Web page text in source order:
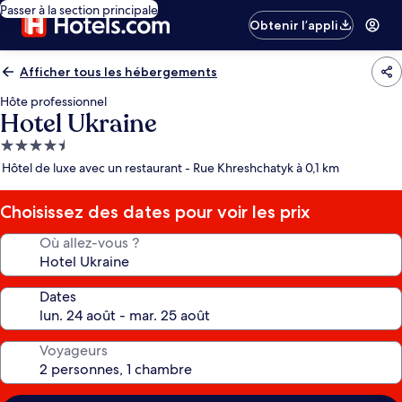
Passer à la section principale
Obtenir l’appli
Afficher tous les hébergements
Hôte professionnel
Hotel Ukraine
Hébergement
4.5 étoiles
Hôtel de luxe avec un restaurant - Rue Khreshchatyk à 0,1 km
Choisissez des dates pour voir les prix
Où allez-vous ?
Dates
Voyageurs